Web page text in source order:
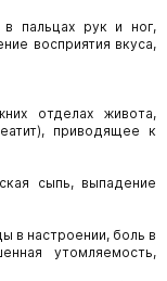
в пальцах рук и ног,
восприятия вкуса,
отделах живота,
приводящее к
сыпь, выпадение
в настроении, боль в
утомляемость,